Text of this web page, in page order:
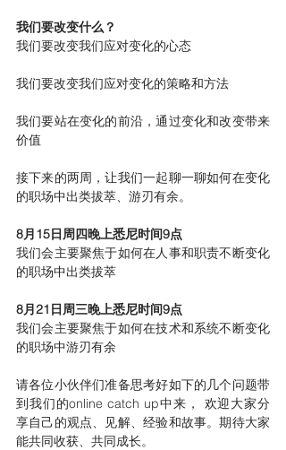
我们要改变什么？
我们要改变我们应对变化的心态
我们要改变我们应对变化的策略和方法
我们要站在变化的前沿，通过变化和改变带来
价值
接下来的两周，让我们一起聊一聊如何在变化
的职场中出类拔萃、游刃有余。
8月15日周四晚上悉尼时间9点
我们会主要聚焦于如何在人事和职责不断变化
的职场中出类拔萃
8月21日周三晚上悉尼时间9点
我们会主要聚焦于如何在技术和系统不断变化
的职场中游刃有余
请各位小伙伴们准备思考好如下的几个问题带
到我们的online catch up中来， 欢迎大家分
享自己的观点、见解、经验和故事。期待大家
能共同收获、共同成长。